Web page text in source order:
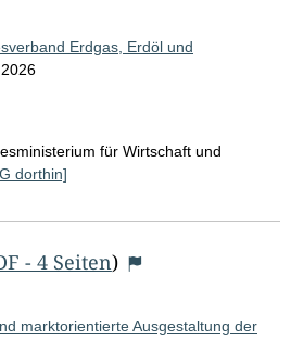
Erdgas, Erdöl und
für Wirtschaft und
dorthin]
- 4 Seiten)
marktorientierte Ausgestaltung der